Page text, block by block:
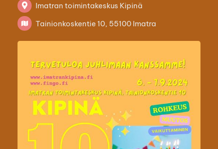
Imatran toimintakeskus Kipinä
Tainionkoskentie 10, 55100 Imatra